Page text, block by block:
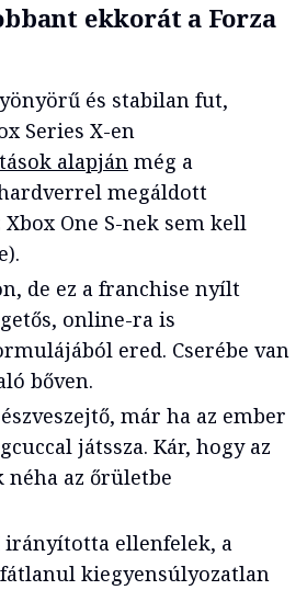
ekkorát a Forza
és stabilan fut,
Series X-en
alapján még a
megáldott
One S-nek sem kell
de ez a franchise nyílt
online-ra is
ered. Cserébe van
bőven.
már ha az ember
játssza. Kár, hogy az
néha az őrületbe
irányította ellenfelek, a
kiegyensúlyozatlan